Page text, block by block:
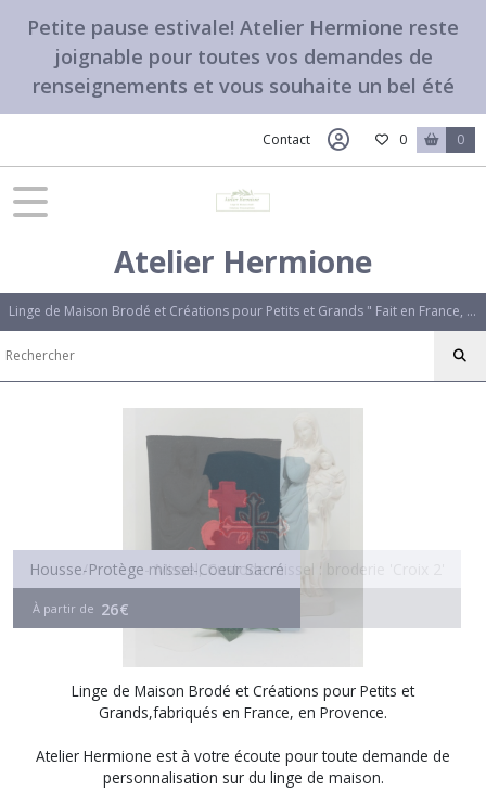
Petite pause estivale! Atelier Hermione reste
joignable pour toutes vos demandes de
renseignements et vous souhaite un bel été
Contact 0 0
Atelier Hermione
Linge de Maison Brodé et Créations pour Petits et Grands " Fait en France, avec amour". Des créations uniques qui vous ressemblent.
Housse-Protège missel-Coeur Sacré
À partir de 26€
Housse/Protège- Missel, Custode missel : broderie 'Croix 2'
À partir de 26€
Linge de Maison Brodé et Créations pour Petits et
Grands,fabriqués en France, en Provence.
Atelier Hermione est à votre écoute pour toute demande de
personnalisation sur du linge de maison.